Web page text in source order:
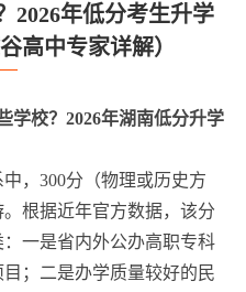
2026年低分考生升学
高中专家详解）
学校？2026年湖南低分升学
，300分（物理或历史方
根据近年官方数据，该分
一是省内外公办高职专科
；二是办学质量较好的民